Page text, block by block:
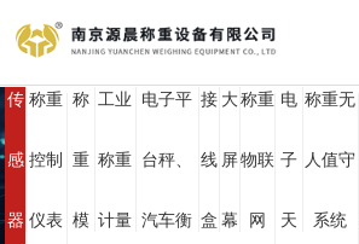
PRODUCTS CENTER
传
感
器
称重
控制
仪表
称
重
模
工业
称重
计量
电子平
台秤、
汽车衡
接
线
盒
大
屏
幕
称重
物联
网
电
子
天
称重无
人值守
系统